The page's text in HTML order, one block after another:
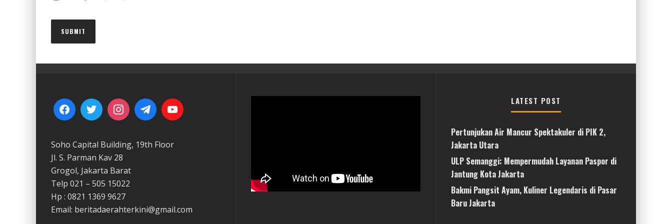
Soho Capital Building, 19th Floor
Jl. S. Parman Kav 28
Grogol, Jakarta Barat
Telp 021 – 505 15022
Hp : 0821 1369 9627
Email: beritadaerahterkini@gmail.com
LATEST POST
Pertunjukan Air Mancur Spektakuler di PIK 2,
Jakarta Utara
ULP Semanggi: Mempermudah Layanan Paspor di
Jantung Kota Jakarta
Bakmi Pangsit Ayam, Kuliner Legendaris di Pasar
Baru Jakarta